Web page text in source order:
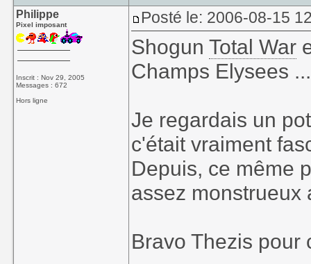
Philippe
Pixel imposant
Inscrit : Nov 29, 2005
Messages : 672
Hors ligne
Posté le: 2006-08-15
ShogunTotal War
Champs Elysees ...
Je regardais un
c'était vraiment
Depuis, ce même
assez monstrueux
Bravo Thezis pour